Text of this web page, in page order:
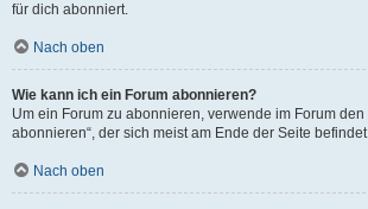
für dich abonniert.
Nach oben
Wie kann ich ein Forum abonnieren?
Um ein Forum zu abonnieren, verwende im Forum den
abonnieren“, der sich meist am Ende der Seite
Nach oben